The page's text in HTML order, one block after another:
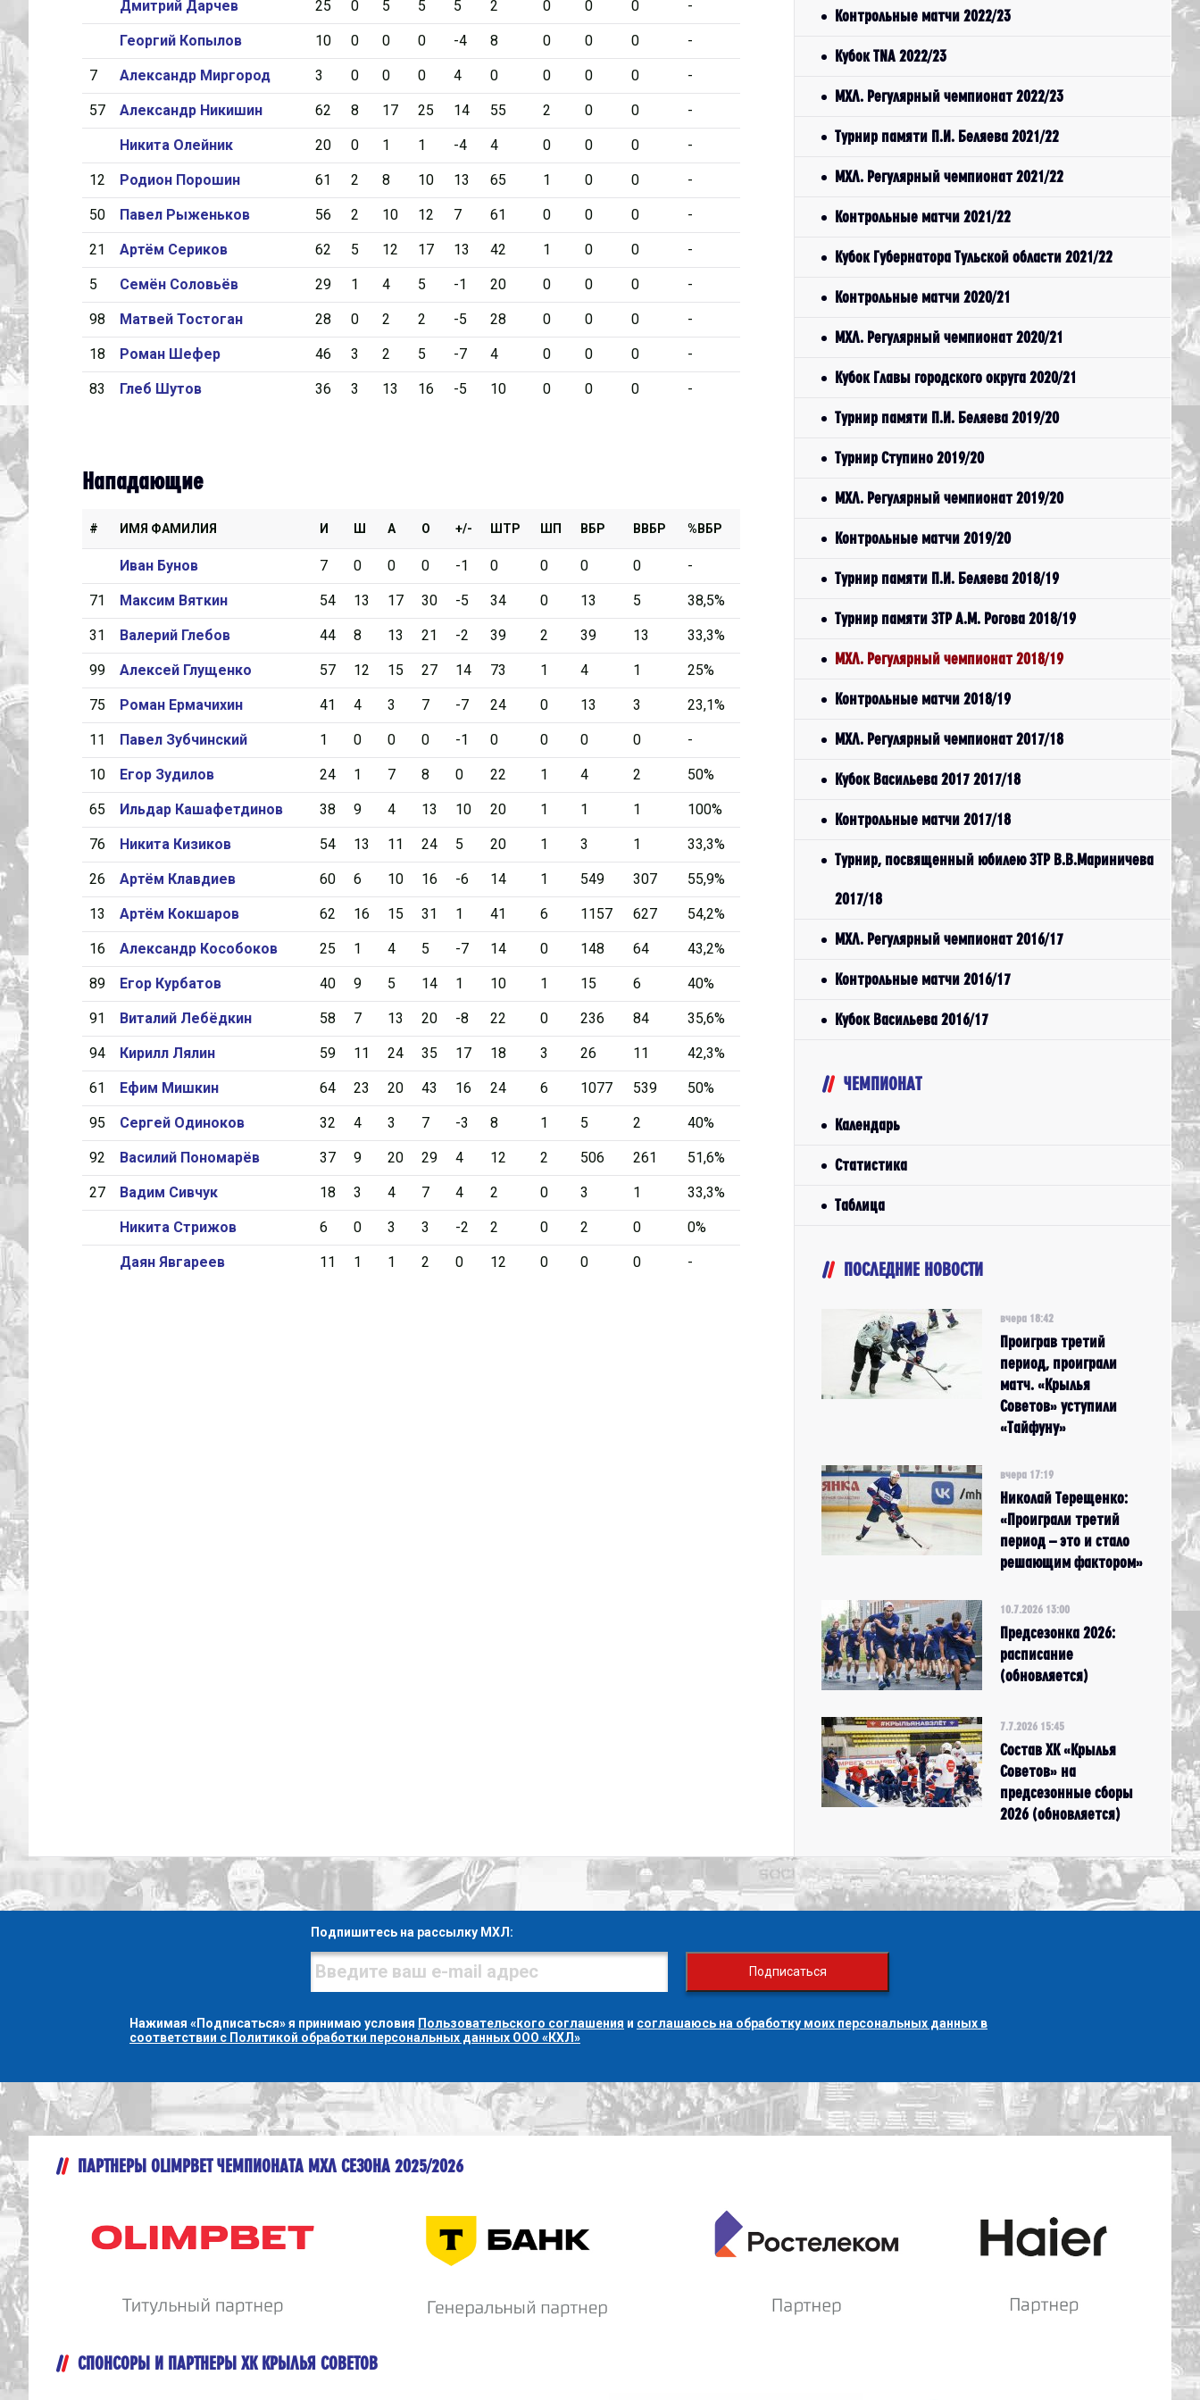
Дмитрий Дарчев 25 0 5 5 5 2 0 0 0 -
Георгий Копылов 10 0 0 0 -4 8 0 0 0 -
7 Александр Миргород 3 0 0 0 4 0 0 0 0 -
57 Александр Никишин 62 8 17 25 14 55 2 0 0 -
Никита Олейник 20 0 1 1 -4 4 0 0 0 -
12 Родион Порошин 61 2 8 10 13 65 1 0 0 -
50 Павел Рыженьков 56 2 10 12 7 61 0 0 0 -
21 Артём Сериков 62 5 12 17 13 42 1 0 0 -
5 Семён Соловьёв 29 1 4 5 -1 20 0 0 0 -
98 Матвей Тостоган 28 0 2 2 -5 28 0 0 0 -
18 Роман Шефер 46 3 2 5 -7 4 0 0 0 -
83 Глеб Шутов 36 3 13 16 -5 10 0 0 0 -
Нападающие
# ИМЯ ФАМИЛИЯ И Ш А О +/- ШТР ШП ВБР ВВБР %ВБР
Иван Бунов 7 0 0 0 -1 0 0 0 0 -
71 Максим Вяткин 54 13 17 30 -5 34 0 13 5 38,5%
31 Валерий Глебов 44 8 13 21 -2 39 2 39 13 33,3%
99 Алексей Глущенко 57 12 15 27 14 73 1 4 1 25%
75 Роман Ермачихин 41 4 3 7 -7 24 0 13 3 23,1%
11 Павел Зубчинский 1 0 0 0 -1 0 0 0 0 -
10 Егор Зудилов 24 1 7 8 0 22 1 4 2 50%
65 Ильдар Кашафетдинов 38 9 4 13 10 20 1 1 1 100%
76 Никита Кизиков 54 13 11 24 5 20 1 3 1 33,3%
26 Артём Клавдиев 60 6 10 16 -6 14 1 549 307 55,9%
13 Артём Кокшаров 62 16 15 31 1 41 6 1157 627 54,2%
16 Александр Кособоков 25 1 4 5 -7 14 0 148 64 43,2%
89 Егор Курбатов 40 9 5 14 1 10 1 15 6 40%
91 Виталий Лебёдкин 58 7 13 20 -8 22 0 236 84 35,6%
94 Кирилл Лялин 59 11 24 35 17 18 3 26 11 42,3%
61 Ефим Мишкин 64 23 20 43 16 24 6 1077 539 50%
95 Сергей Одиноков 32 4 3 7 -3 8 1 5 2 40%
92 Василий Пономарёв 37 9 20 29 4 12 2 506 261 51,6%
27 Вадим Сивчук 18 3 4 7 4 2 0 3 1 33,3%
Никита Стрижов 6 0 3 3 -2 2 0 2 0 0%
Даян Явгареев 11 1 1 2 0 12 0 0 0 -
Контрольные матчи 2022/23
Кубок TNA 2022/23
МХЛ. Регулярный чемпионат 2022/23
Турнир памяти П.И. Беляева 2021/22
МХЛ. Регулярный чемпионат 2021/22
Контрольные матчи 2021/22
Кубок Губернатора Тульской области 2021/22
Контрольные матчи 2020/21
МХЛ. Регулярный чемпионат 2020/21
Кубок Главы городского округа 2020/21
Турнир памяти П.И. Беляева 2019/20
Турнир Ступино 2019/20
МХЛ. Регулярный чемпионат 2019/20
Контрольные матчи 2019/20
Турнир памяти П.И. Беляева 2018/19
Турнир памяти ЗТР А.М. Рогова 2018/19
МХЛ. Регулярный чемпионат 2018/19
Контрольные матчи 2018/19
МХЛ. Регулярный чемпионат 2017/18
Кубок Васильева 2017 2017/18
Контрольные матчи 2017/18
Турнир, посвященный юбилею ЗТР В.В.Мариничева
2017/18
МХЛ. Регулярный чемпионат 2016/17
Контрольные матчи 2016/17
Кубок Васильева 2016/17
ЧЕМПИОНАТ
Календарь
Статистика
Таблица
ПОСЛЕДНИЕ НОВОСТИ
вчера 18:42
Проиграв третий
период, проиграли
матч. «Крылья
Советов» уступили
«Тайфуну»
вчера 17:19
Николай Терещенко:
«Проиграли третий
период – это и стало
решающим фактором»
10.7.2026 13:00
Предсезонка 2026:
расписание
(обновляется)
7.7.2026 15:45
Состав ХК «Крылья
Советов» на
предсезонные сборы
2026 (обновляется)
Подпишитесь на рассылку МХЛ:
Подписаться
Нажимая «Подписаться» я принимаю условия Пользовательского соглашения и соглашаюсь на обработку моих персональных данных в
соответствии с Политикой обработки персональных данных ООО «КХЛ»
ПАРТНЕРЫ OLIMPBET ЧЕМПИОНАТА МХЛ СЕЗОНА 2025/2026
СПОНСОРЫ И ПАРТНЕРЫ ХК КРЫЛЬЯ СОВЕТОВ